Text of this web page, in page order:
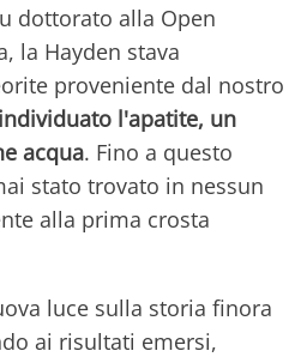
dottorato alla Open
la Hayden stava
proveniente dal nostro
individuato l'apatite, un
acqua. Fino a questo
stato trovato in nessun
alla prima crosta
luce sulla storia finora
ai risultati emersi,